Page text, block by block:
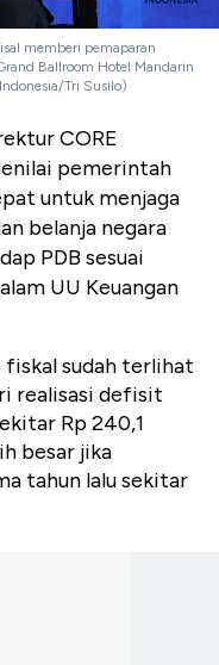
memberi pemaparan
Ballroom Hotel Mandarin
Tri Susilo)
CORE
pemerintah
untuk menjaga
belanja negara
PDB sesuai
UU Keuangan
sudah terlihat
realisasi defisit
Rp 240,1
besar jika
tahun lalu sekitar